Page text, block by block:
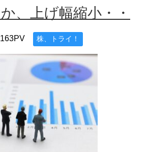
、上げ幅縮小・・
163PV 株、トライ！